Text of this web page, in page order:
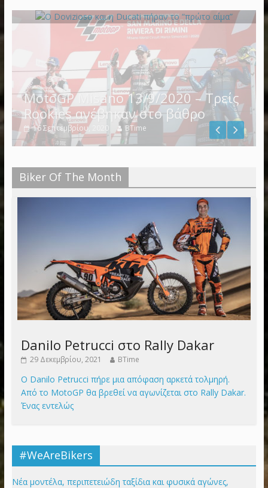
Biker Of The Month
Danilo Petrucci στο Rally Dakar
29 Δεκεμβρίου, 2021 BTime
Ο Danilo Petrucci πήρε μια απόφαση αρκετά τολμηρή.
Από το MotoGP θα βρεθεί να αγωνίζεται στο Rally Dakar.
Ένας εντελώς
#WeAreBikers
Νέα μοντέλα, περιπετειώδη ταξίδια και φυσικά αγώνες,